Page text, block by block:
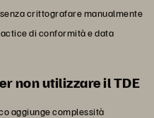
crittografare manualmente
di conformità e data
non utilizzare il TDE
aggiunge complessità